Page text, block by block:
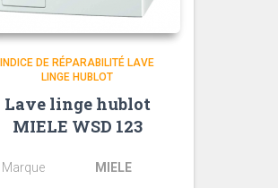
INDICE DE RÉPARABILITÉ LAVE
LINGE HUBLOT
Lave linge hublot
MIELE WSD 123
Marque MIELE